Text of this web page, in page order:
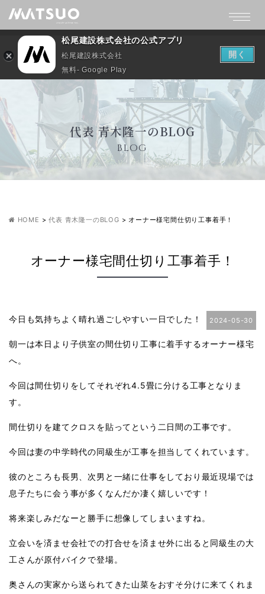
代表 青木隆一のBLOG
BLOG
HOME >代表 青木隆一のBLOG > オーナー様宅間仕切り工事着手！
オーナー様宅間仕切り工事着手！
2024-05-30
今日も気持ちよく晴れ過ごしやすい一日でした！
朝一は本日より子供室の間仕切り工事に着手するオーナー様宅
へ。
今回は間仕切りをしてそれぞれ4.5畳に分ける工事となりま
す。
間仕切りを建てクロスを貼ってという二日間の工事です。
今回は妻の中学時代の同級生が工事を担当してくれています。
彼のところも長男、次男と一緒に仕事をしており最近現場では
息子たちに会う事が多くなんだか凄く嬉しいです！
将来楽しみだなーと勝手に想像してしまいますね。
立会いを済ませ会社での打合せを済ませ外に出ると同級生の大
工さんが原付バイクで登場。
奥さんの実家から送られてきた山菜をおすそ分けに来てくれま
松尾建設株式会社の公式アプリ
松尾建設株式会社
無料- Google Play
開く